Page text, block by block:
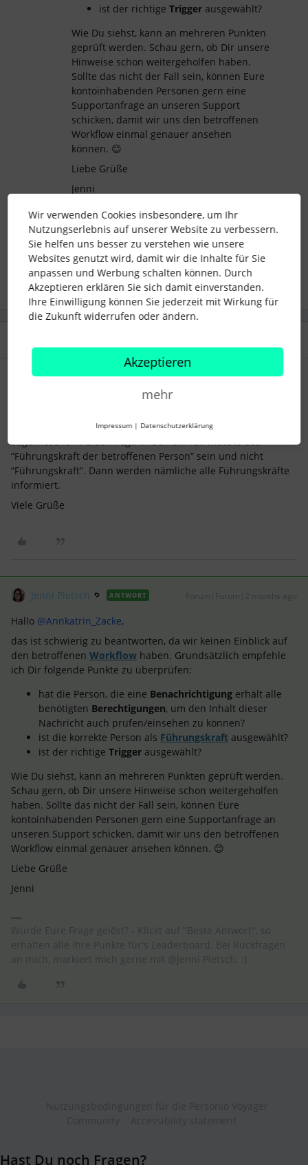
ist der richtige Trigger ausgewählt?
Wie Du siehst, kann an mehreren Punkten
geprüft werden. Schau gern, ob Dir unsere
Hinweise schon weitergeholfen haben.
Sollte das nicht der Fall sein, können Eure
kontoinhabenden Personen gern eine
Supportanfrage an unseren Support
schicken, damit wir uns den betroffenen
Workflow einmal genauer ansehen
können. 😊
Liebe Grüße
Jenni
workflow benachrichtigung titeländerun
ohne den Workflow zu sehen, vermute ich, dass es an der
zugewiesenen Person liegt. In deinem Fall müsste das
“Führungskraft der betroffenen Person” sein und nicht
“Führungskraft”. Dann werden nämliche alle Führungskräfte
informiert.
Viele Grüße
Jenni Pietsch ANTWORT
Hallo ​ @Annkatrin_Zacke,
das ist schwierig zu beantworten, da wir keinen Einblick auf
den betroffenen Workflow haben. Grundsätzlich empfehle
ich Dir folgende Punkte zu überprüfen:
hat die Person, die eine Benachrichtigung erhält alle
benötigten Berechtigungen, um den Inhalt dieser
Nachricht auch prüfen/einsehen zu können?
ist die korrekte Person als Führungskraft ausgewählt?
ist der richtige Trigger ausgewählt?
Wie Du siehst, kann an mehreren Punkten geprüft werden.
Schau gern, ob Dir unsere Hinweise schon weitergeholfen
haben. Sollte das nicht der Fall sein, können Eure
kontoinhabenden Personen gern eine Supportanfrage an
unseren Support schicken, damit wir uns den betroffenen
Workflow einmal genauer ansehen können. 😊
Liebe Grüße
Jenni
Hast Du noch Fragen?
Wir verwenden Cookies insbesondere, um Ihr
Nutzungserlebnis auf unserer Website zu verbessern.
Sie helfen uns besser zu verstehen wie unsere
Websites genutzt wird, damit wir die Inhalte für Sie
anpassen und Werbung schalten können. Durch
Akzeptieren erklären Sie sich damit einverstanden.
Ihre Einwilligung können Sie jederzeit mit Wirkung für
die Zukunft widerrufen oder ändern.
Akzeptieren
mehr
Impressum | Datenschutzerklärung